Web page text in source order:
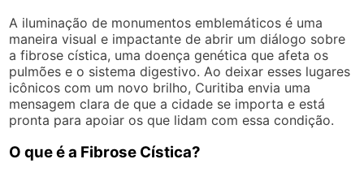
A iluminação de monumentos emblemáticos é uma
maneira visual e impactante de abrir um diálogo sobre
a fibrose cística, uma doença genética que afeta os
pulmões e o sistema digestivo. Ao deixar esses lugares
icônicos com um novo brilho, Curitiba envia uma
mensagem clara de que a cidade se importa e está
pronta para apoiar os que lidam com essa condição.
O que é a Fibrose Cística?